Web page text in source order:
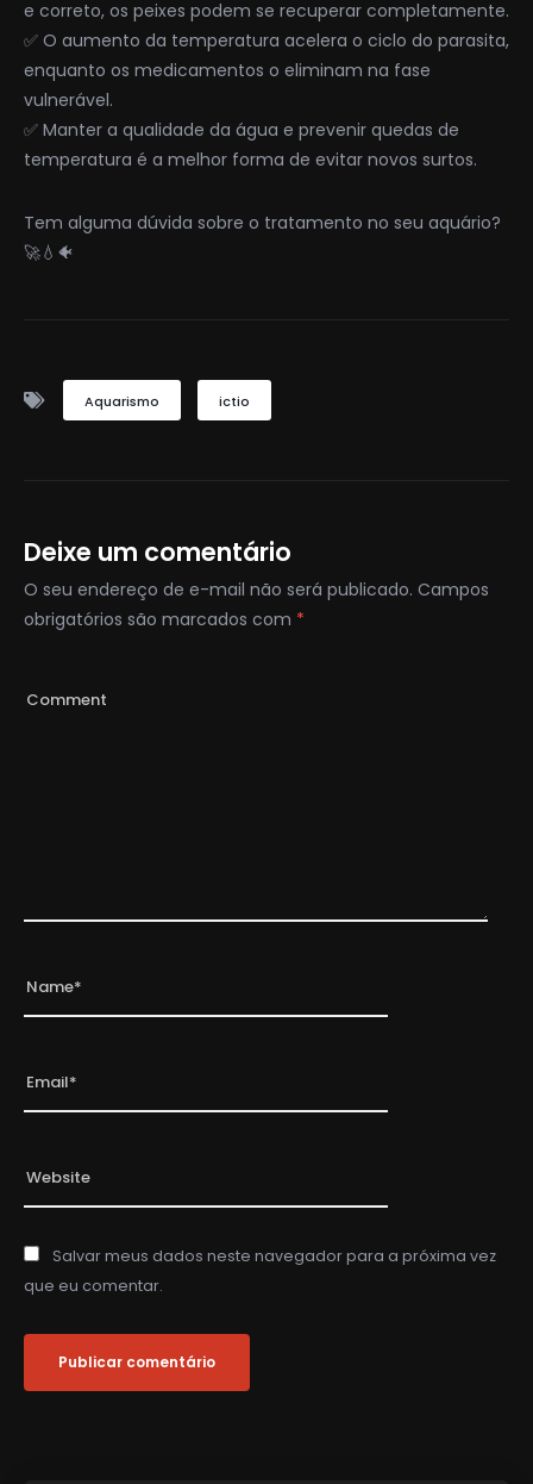
e correto, os peixes podem se recuperar completamente.
✅ O aumento da temperatura acelera o ciclo do parasita,
enquanto os medicamentos o eliminam na fase
vulnerável.
✅ Manter a qualidade da água e prevenir quedas de
temperatura é a melhor forma de evitar novos surtos.
Tem alguma dúvida sobre o tratamento no seu aquário?
🚀💧🐠
Aquarismo ictio
Deixe um comentário
O seu endereço de e-mail não será publicado. Campos
obrigatórios são marcados com *
Salvar meus dados neste navegador para a próxima vez
que eu comentar.